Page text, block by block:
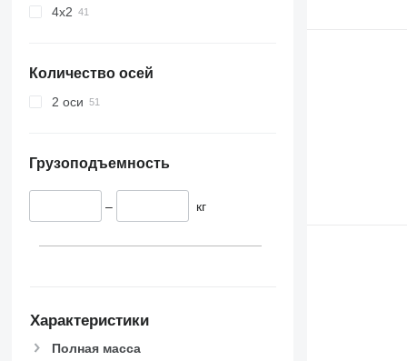
4x2
Количество осей
2 оси
Грузоподъемность
– кг
Характеристики
Полная масса